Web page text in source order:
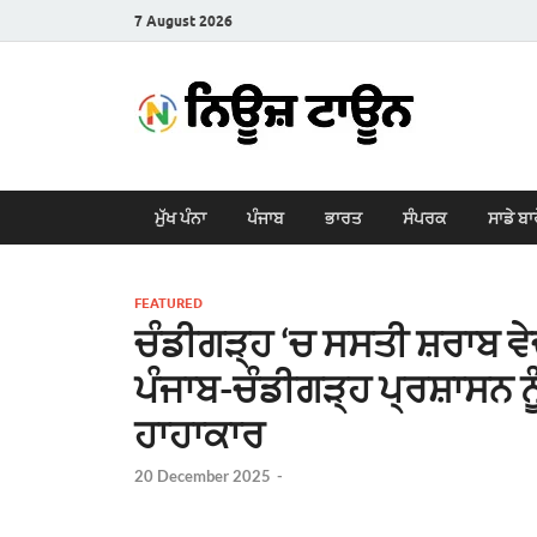
7 August 2026
ਮੁੱਖ ਪੰਨਾ ਪੰਜਾਬ ਭਾਰਤ ਸੰਪਰਕ ਸਾਡੇ
FEATURED
ਚੰਡੀਗੜ੍ਹ ‘ਚ ਸਸਤੀ ਸ਼ਰਾਬ
ਪੰਜਾਬ-ਚੰਡੀਗੜ੍ਹ ਪ੍ਰਸ਼ਾਸਨ
ਹਾਹਾਕਾਰ
20 December 2025 -